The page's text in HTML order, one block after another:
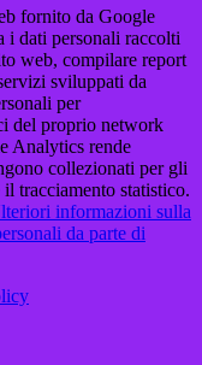
fornito da Google
i dati personali raccolti
web, compilare report
sviluppati da
per
del proprio network
Analytics rende
collezionati per gli
tracciamento statistico.
informazioni sulla
da parte di